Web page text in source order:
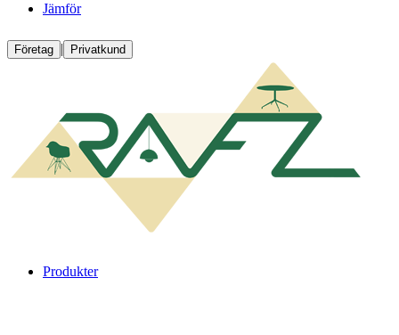
Jämför
Företag | Privatkund
Produkter